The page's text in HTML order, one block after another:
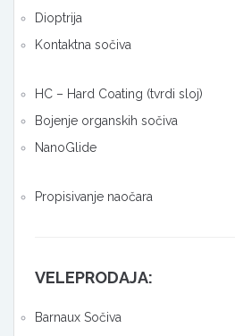
Dioptrija
Kontaktna sočiva
HC – Hard Coating (tvrdi sloj)
Bojenje organskih sočiva
NanoGlide
Propisivanje naočara
VELEPRODAJA:
Barnaux Sočiva